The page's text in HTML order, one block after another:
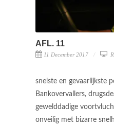
AFL. 11
11 December 2017
snelste en gevaarlijkste
Bankovervallers,
gewelddadige
onveilig met bizarre